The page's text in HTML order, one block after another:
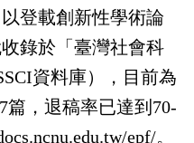
登載創新性學術論
錄於「臺灣社會科
資料庫），目前為
篇，退稿率已達到70-
epf/。